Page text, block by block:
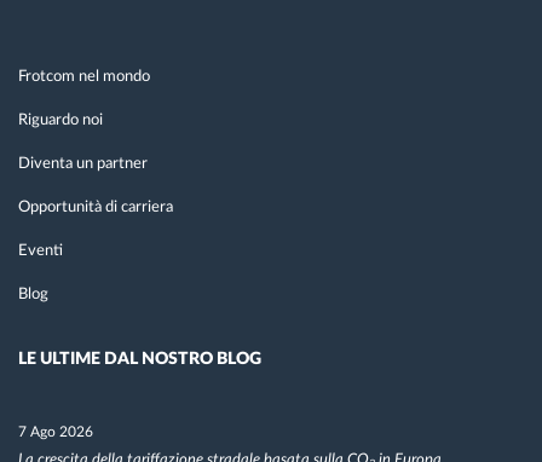
Frotcom nel mondo
Riguardo noi
Diventa un partner
Opportunità di carriera
Eventi
Blog
LE ULTIME DAL NOSTRO BLOG
7 Ago 2026